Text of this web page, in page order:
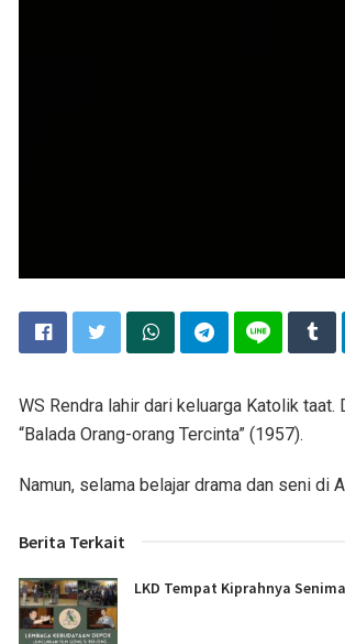
WS Rendra lahir dari keluarga Katolik
“Balada Orang-orang Tercinta” (1957).
Namun, selama belajar drama dan seni di
Berita Terkait
LKD Tempat Kiprahnya